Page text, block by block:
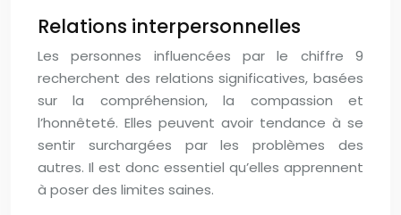
Relations interpersonnelles
Les personnes influencées par le chiffre 9
recherchent des relations significatives, basées
sur la compréhension, la compassion et
l’honnêteté. Elles peuvent avoir tendance à se
sentir surchargées par les problèmes des
autres. Il est donc essentiel qu’elles apprennent
à poser des limites saines.